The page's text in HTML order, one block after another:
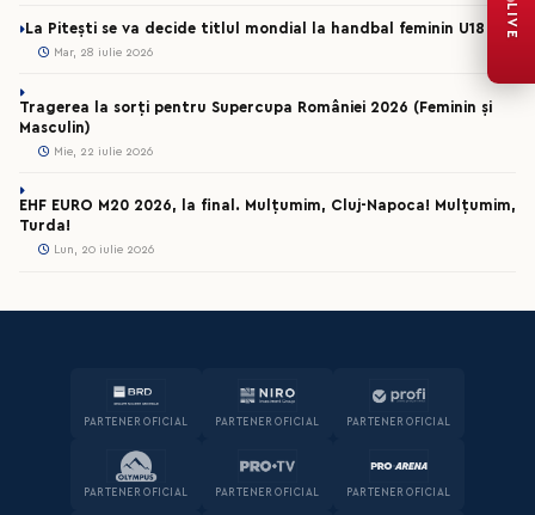
La Pitești se va decide titlul mondial la handbal feminin U18
Mar, 28 iulie 2026
Tragerea la sorți pentru Supercupa României 2026 (Feminin și
Masculin)
Mie, 22 iulie 2026
EHF EURO M20 2026, la final. Mulțumim, Cluj-Napoca! Mulțumim,
Turda!
Lun, 20 iulie 2026
PARTENER OFICIAL PARTENER OFICIAL PARTENER OFICIAL
PARTENER OFICIAL PARTENER OFICIAL PARTENER OFICIAL
LIVE